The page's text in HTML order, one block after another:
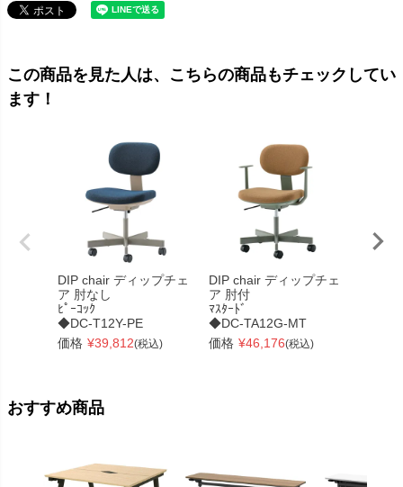
この商品を見た人は、こちらの商品もチェックしてい
ます！
DIP chair ディップチェ
ア 肘なし
ﾋﾟｰｺｯｸ
◆DC-T12Y-PE
価格 ¥39,812(税込)
DIP chair ディップチェ
ア 肘付
ﾏｽﾀｰﾄﾞ
◆DC-TA12G-MT
価格 ¥46,176(税込)
おすすめ商品